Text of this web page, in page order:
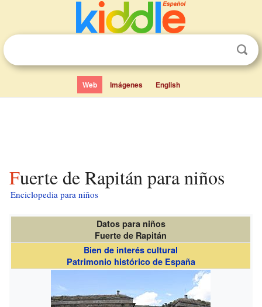
Web Imágenes English
Fuerte de Rapitán para niños
Enciclopedia para niños
Datos para niños
Fuerte de Rapitán
Bien de interés cultural
Patrimonio histórico de España